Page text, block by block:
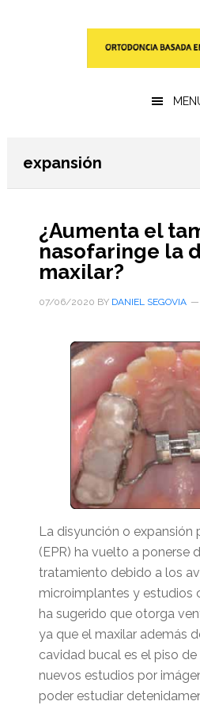
expansión
¿Aumenta el
nasofaringe la
maxilar?
07/06/2020 BY DANIEL SEGOVIA
La disyunción o expansión
(EPR) ha vuelto a ponerse
tratamiento debido a los
microimplantes y estudios
ha sugerido que otorga
ya que el maxilar además
cavidad bucal es el piso
nuevos estudios por
poder estudiar